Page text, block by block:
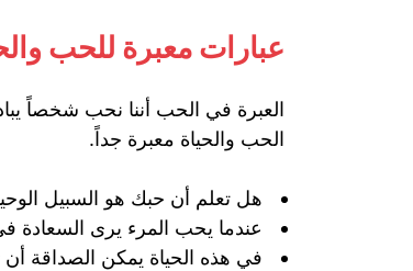
عبارات معبرة للحب
العبرة في الحب أننا نحب شخصاً
الحب والحياة معبرة جداً.
هل تعلم أن حبك هو السبيل
عندما يحب المرء يرى السعادة
في هذه الحياة يمكن الصداقة